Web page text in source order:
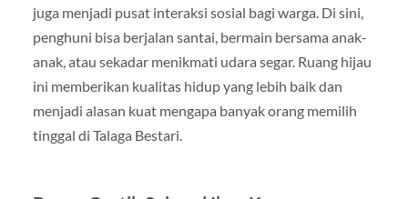
juga menjadi pusat interaksi sosial bagi warga. Di sini,
penghuni bisa berjalan santai, bermain bersama anak-
anak, atau sekadar menikmati udara segar. Ruang hijau
ini memberikan kualitas hidup yang lebih baik dan
menjadi alasan kuat mengapa banyak orang memilih
tinggal di Talaga Bestari.